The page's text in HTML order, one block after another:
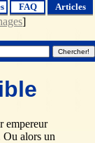
FAQ Articles
]
empereur
alors un